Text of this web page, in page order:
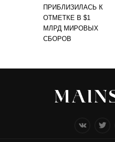
ПРИБЛИЗИЛАСЬ К
ОТМЕТКЕ В $1
МЛРД МИРОВЫХ
СБОРОВ